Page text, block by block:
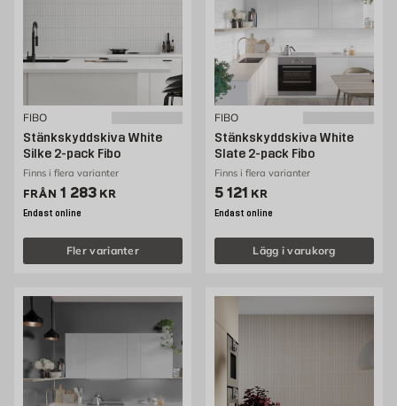
FIBO
Stänkskyddskiva White
Silke 2-pack Fibo
Finns i flera varianter
FRÅN Pris 1283 kr
1 283 KR
Endast online
Fler varianter
FIBO
Stänkskyddskiva White
Slate 2-pack Fibo
Finns i flera varianter
Pris 5121 kr
5 121 KR
Endast online
Lägg i varukorg